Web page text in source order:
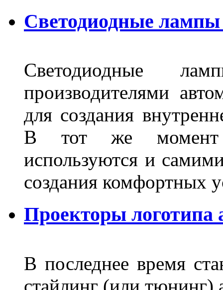
Светодиодные
Светодиодные
производителями
для создания
В тот же момент
используются и
создания комфортных
Проекторы логотипа
В последнее время
стайлинг (или тюнинг)